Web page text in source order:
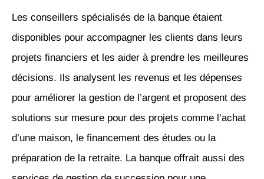
Les conseillers spécialisés de la banque étaient
disponibles pour accompagner les clients dans leurs
projets financiers et les aider à prendre les meilleures
décisions. Ils analysent les revenus et les dépenses
pour améliorer la gestion de l’argent et proposent des
solutions sur mesure pour des projets comme l’achat
d’une maison, le financement des études ou la
préparation de la retraite. La banque offrait aussi des